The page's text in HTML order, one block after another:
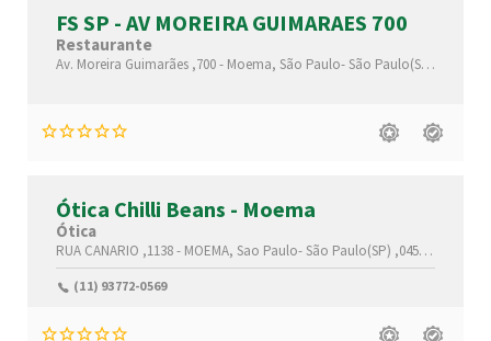
FS SP - AV MOREIRA GUIMARAES 700
Restaurante
Av. Moreira Guimarães ,700 - Moema, São Paulo-São Paulo(SP)
Ótica Chilli Beans - Moema
Ótica
RUA CANARIO ,1138 - MOEMA, Sao Paulo-São Paulo(SP) ,04521-005
(11) 93772-0569